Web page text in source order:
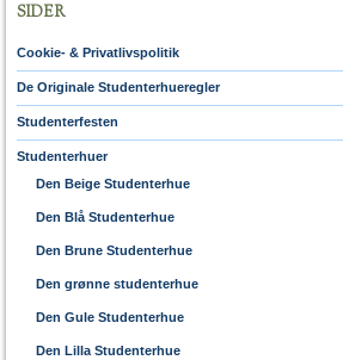
SIDER
Cookie- & Privatlivspolitik
De Originale Studenterhueregler
Studenterfesten
Studenterhuer
Den Beige Studenterhue
Den Blå Studenterhue
Den Brune Studenterhue
Den grønne studenterhue
Den Gule Studenterhue
Den Lilla Studenterhue